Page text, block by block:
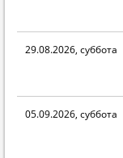
29.08.2026, суббота
05.09.2026, суббота